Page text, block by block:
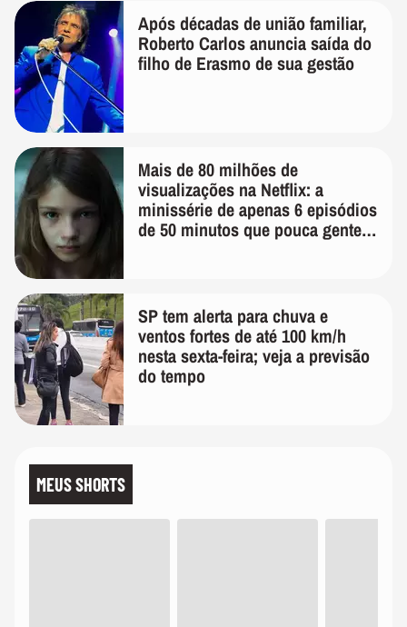
Após décadas de união familiar,
Roberto Carlos anuncia saída do
filho de Erasmo de sua gestão
Mais de 80 milhões de
visualizações na Netflix: a
minissérie de apenas 6 episódios
de 50 minutos que pouca gente
SP tem alerta para chuva e
ventos fortes de até 100 km/h
nesta sexta-feira; veja a previsão
do tempo
MEUS SHORTS